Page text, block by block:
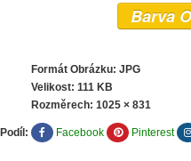
Barva
Formát Obrázku: JPG
Velikost: 111 KB
Rozměrech: 1025 × 831
Podíl: Facebook Pinterest